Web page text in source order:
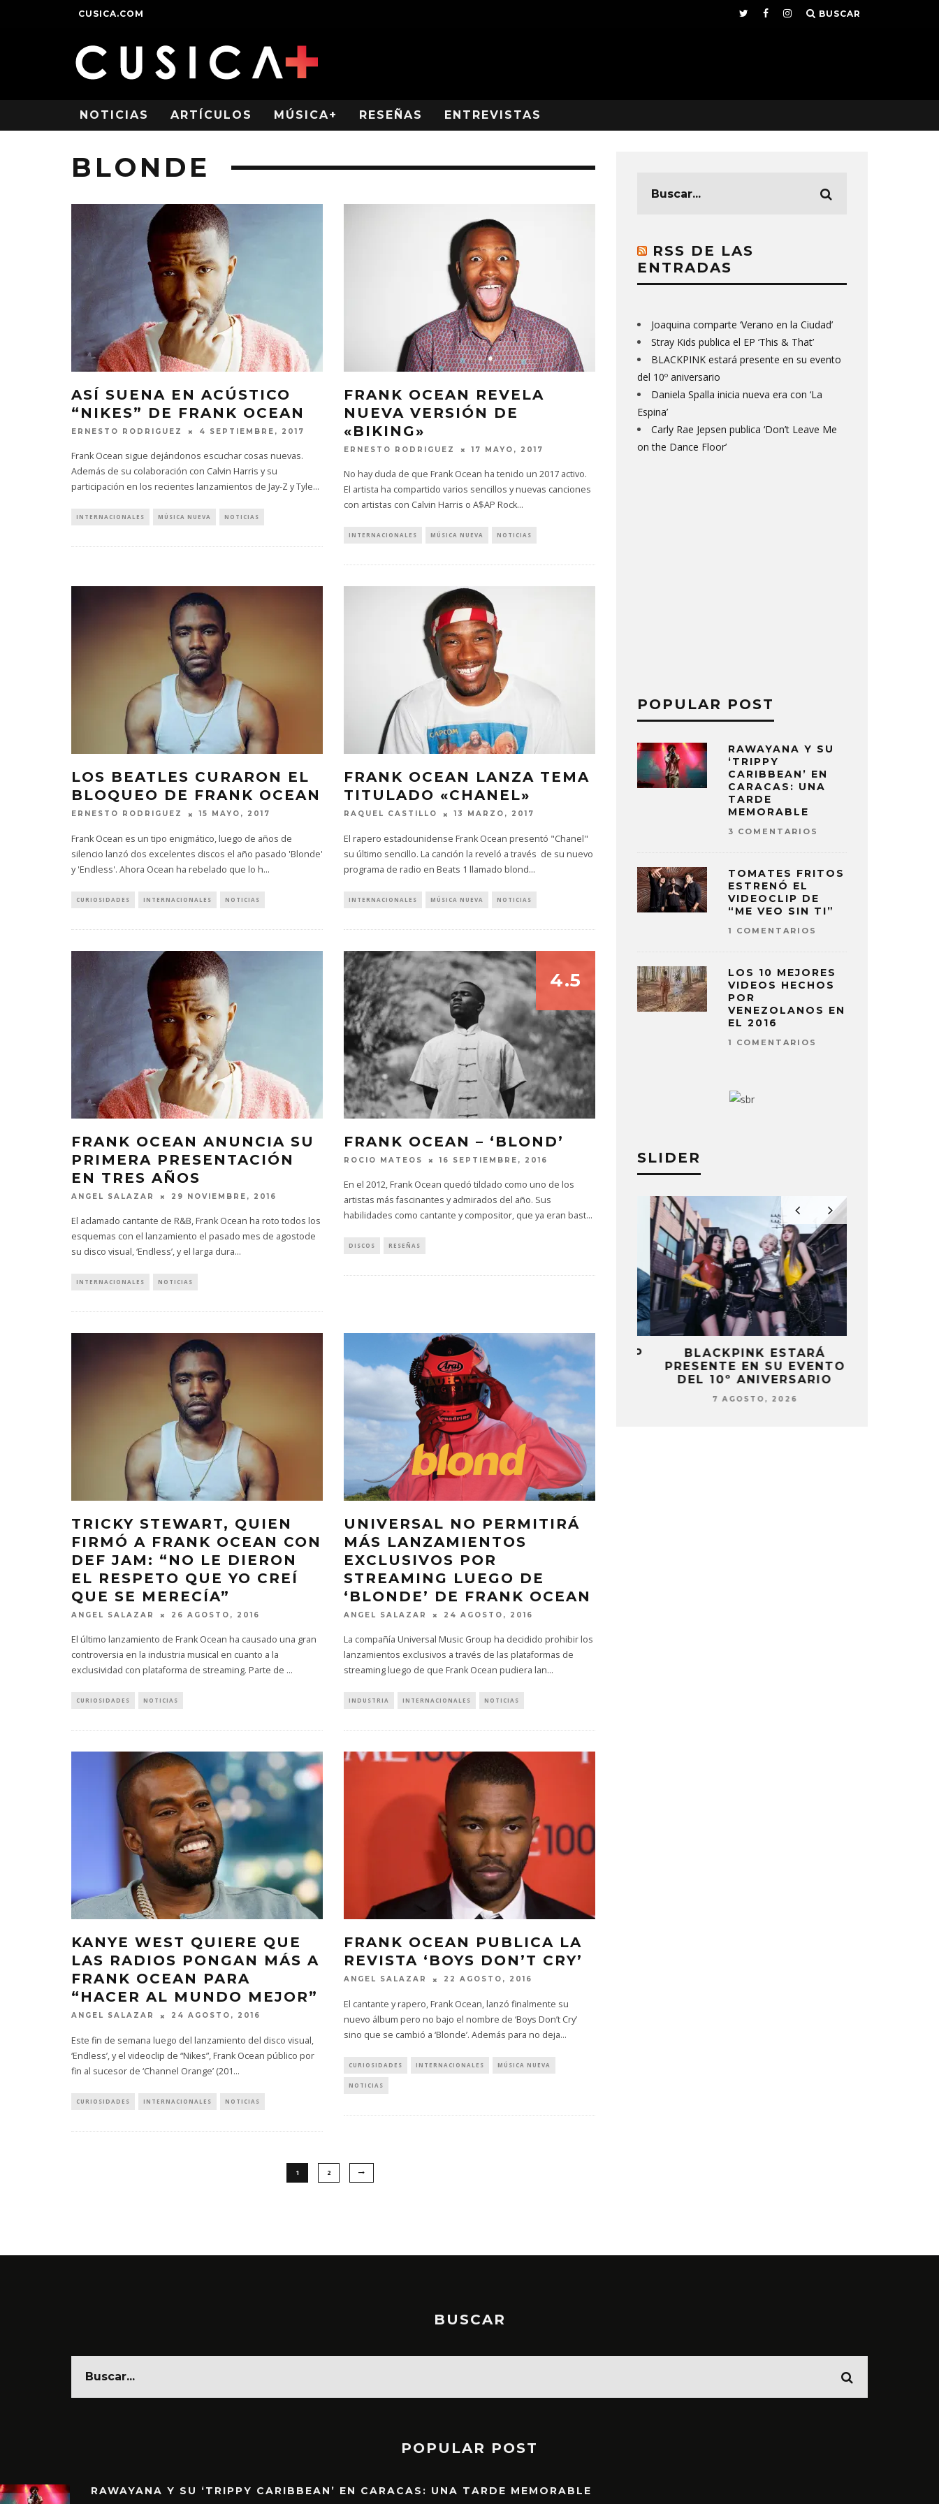
CUSICA.COM BUSCAR
NOTICIAS ARTÍCULOS MÚSICA+ RESEÑAS ENTREVISTAS
BLONDE
ASÍ SUENA EN ACÚSTICO
“NIKES” DE FRANK OCEAN
ERNESTO RODRIGUEZ 4 SEPTIEMBRE, 2017
Frank Ocean sigue dejándonos escuchar cosas nuevas.
Además de su colaboración con Calvin Harris y su
participación en los recientes lanzamientos de Jay-Z y Tyle...
INTERNACIONALES MÚSICA NUEVA NOTICIAS
FRANK OCEAN REVELA
NUEVA VERSIÓN DE
«BIKING»
ERNESTO RODRIGUEZ 17 MAYO, 2017
No hay duda de que Frank Ocean ha tenido un 2017 activo.
El artista ha compartido varios sencillos y nuevas canciones
con artistas con Calvin Harris o A$AP Rock...
INTERNACIONALES MÚSICA NUEVA NOTICIAS
LOS BEATLES CURARON EL
BLOQUEO DE FRANK OCEAN
ERNESTO RODRIGUEZ 15 MAYO, 2017
Frank Ocean es un tipo enigmático, luego de años de
silencio lanzó dos excelentes discos el año pasado 'Blonde'
y 'Endless'. Ahora Ocean ha rebelado que lo h...
CURIOSIDADES INTERNACIONALES NOTICIAS
FRANK OCEAN LANZA TEMA
TITULADO «CHANEL»
RAQUEL CASTILLO 13 MARZO, 2017
El rapero estadounidense Frank Ocean presentó "Chanel"
su último sencillo. La canción la reveló a través de su nuevo
programa de radio en Beats 1 llamado blond...
INTERNACIONALES MÚSICA NUEVA NOTICIAS
FRANK OCEAN ANUNCIA SU
PRIMERA PRESENTACIÓN
EN TRES AÑOS
ANGEL SALAZAR 29 NOVIEMBRE, 2016
El aclamado cantante de R&B, Frank Ocean ha roto todos los
esquemas con el lanzamiento el pasado mes de agostode
su disco visual, ‘Endless’, y el larga dura...
INTERNACIONALES NOTICIAS
4.5
FRANK OCEAN – ‘BLOND’
ROCIO MATEOS 16 SEPTIEMBRE, 2016
En el 2012, Frank Ocean quedó tildado como uno de los
artistas más fascinantes y admirados del año. Sus
habilidades como cantante y compositor, que ya eran bast...
DISCOS RESEÑAS
TRICKY STEWART, QUIEN
FIRMÓ A FRANK OCEAN CON
DEF JAM: “NO LE DIERON
EL RESPETO QUE YO CREÍ
QUE SE MERECÍA”
ANGEL SALAZAR 26 AGOSTO, 2016
El último lanzamiento de Frank Ocean ha causado una gran
controversia en la industria musical en cuanto a la
exclusividad con plataforma de streaming. Parte de ...
CURIOSIDADES NOTICIAS
UNIVERSAL NO PERMITIRÁ
MÁS LANZAMIENTOS
EXCLUSIVOS POR
STREAMING LUEGO DE
‘BLONDE’ DE FRANK OCEAN
ANGEL SALAZAR 24 AGOSTO, 2016
La compañía Universal Music Group ha decidido prohibir los
lanzamientos exclusivos a través de las plataformas de
streaming luego de que Frank Ocean pudiera lan...
INDUSTRIA INTERNACIONALES NOTICIAS
KANYE WEST QUIERE QUE
LAS RADIOS PONGAN MÁS A
FRANK OCEAN PARA
“HACER AL MUNDO MEJOR”
ANGEL SALAZAR 24 AGOSTO, 2016
Este fin de semana luego del lanzamiento del disco visual,
‘Endless’, y el videoclip de “Nikes”, Frank Ocean público por
fin al sucesor de ‘Channel Orange’ (201...
CURIOSIDADES INTERNACIONALES NOTICIAS
FRANK OCEAN PUBLICA LA
REVISTA ‘BOYS DON’T CRY’
ANGEL SALAZAR 22 AGOSTO, 2016
El cantante y rapero, Frank Ocean, lanzó finalmente su
nuevo álbum pero no bajo el nombre de ‘Boys Don’t Cry’
sino que se cambió a ‘Blonde’. Además para no deja...
CURIOSIDADES INTERNACIONALES MÚSICA NUEVA
NOTICIAS
1 2
RSS DE LAS
ENTRADAS
Joaquina comparte ‘Verano en la Ciudad’
Stray Kids publica el EP ‘This & That’
BLACKPINK estará presente en su evento
del 10º aniversario
Daniela Spalla inicia nueva era con ‘La
Espina’
Carly Rae Jepsen publica ‘Don’t Leave Me
on the Dance Floor’
POPULAR POST
RAWAYANA Y SU
‘TRIPPY
CARIBBEAN’ EN
CARACAS: UNA
TARDE
MEMORABLE
3 COMENTARIOS
TOMATES FRITOS
ESTRENÓ EL
VIDEOCLIP DE
“ME VEO SIN TI”
1 COMENTARIOS
LOS 10 MEJORES
VIDEOS HECHOS
POR
VENEZOLANOS EN
EL 2016
1 COMENTARIOS
SLIDER
MONET IN BLUE EXPLORA LA
FRAGILIDAD DEL TIEMPO
‘VERANO EN LA CIUDAD’
STRAY KIDS PUBLICA EL EP
‘THIS & THAT’
7 AGOSTO, 2026
BLACKPINK ESTARÁ
PRESENTE EN SU EVENTO
DEL 10º ANIVERSARIO
7 AGOSTO, 2026
BUSCAR
POPULAR POST
RAWAYANA Y SU ‘TRIPPY CARIBBEAN’ EN CARACAS: UNA TARDE MEMORABLE